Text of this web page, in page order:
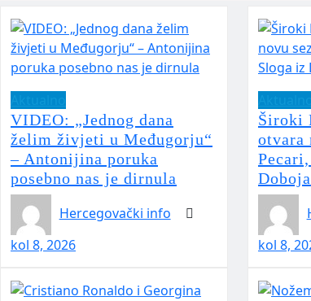
VIDEO: „Jednog dana
želim živjeti u Međugorju“
– Antonijina poruka
posebno nas je dirnula
Hercegovački info
kol 8, 2026
Široki
otvara
Doboja
kol 8,